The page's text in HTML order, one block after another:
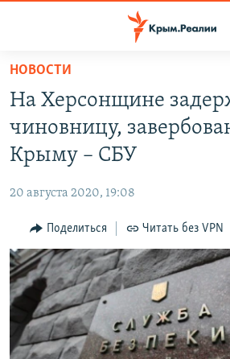
Вернуться
основному
содержанию
Вернутся
главной
навигации
Вернутся
поиску
СПЕЦПРОЕКТЫ
11 ЛЕТ ОККУПАЦИИ КРЫМА. 11 ИСТОРИЙ
ВОДА
ЕЩЕ
ИНТЕРАКТИВ
ИНФОГРАФИКА
ТЕЛЕПРОЕКТ КРЫМ.РЕАЛИИ
СОВЕТЫ ПРАВОЗАЩИТНИКОВ
ПРОПАВШИЕ БЕЗ ВЕСТИ
РАДІО СВОБОДА
КАК ОБОЙТИ БЛОКИРОВКУ
Українською
Qırımtatar
НОВОСТИ
На Херсонщине
чиновницу,
Крыму – СБУ
20 августа 2020, 19:08
Поделиться Читать без VPN